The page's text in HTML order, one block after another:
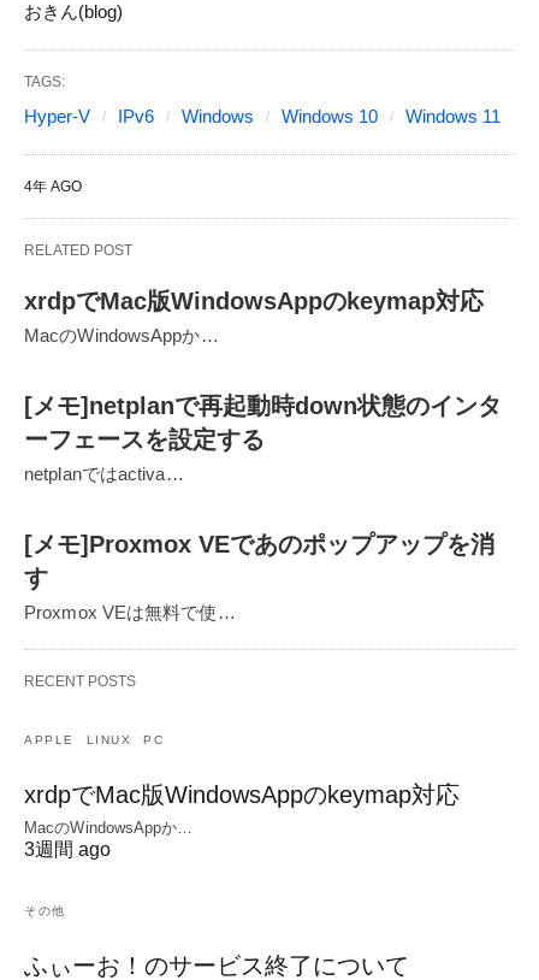
おきん(blog)
TAGS:
Hyper-V IPv6 Windows Windows 10 Windows 11
4年 AGO
RELATED POST
xrdpでMac版WindowsAppのkeymap対応
MacのWindowsAppか…
[メモ]netplanで再起動時down状態のインタ
ーフェースを設定する
netplanではactiva…
[メモ]Proxmox VEであのポップアップを消
す
Proxmox VEは無料で使…
RECENT POSTS
APPLE LINUX PC
xrdpでMac版WindowsAppのkeymap対応
MacのWindowsAppか…
3週間 ago
その他
ふぃーお！のサービス終了について